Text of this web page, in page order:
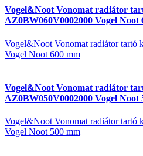
Vogel&Noot Vonomat radiátor
AZ0BW060V0002000 Vogel Noot
Vogel&Noot Vonomat radiátor
Vogel Noot 600 mm
Vogel&Noot Vonomat radiátor
AZ0BW050V0002000 Vogel Noot
Vogel&Noot Vonomat radiátor
Vogel Noot 500 mm